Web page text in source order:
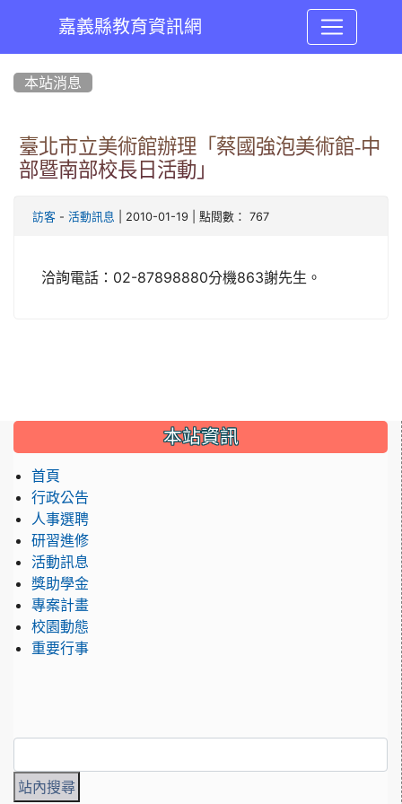
嘉義縣教育資訊網
本站消息
臺北市立美術館辦理「蔡國強泡美術館-中
部暨南部校長日活動」
訪客 - 活動訊息 | 2010-01-19 | 點閱數： 767
洽詢電話：02-87898880分機863謝先生。
::: 本站資訊
首頁
行政公告
人事選聘
研習進修
活動訊息
獎助學金
專案計畫
校園動態
重要行事